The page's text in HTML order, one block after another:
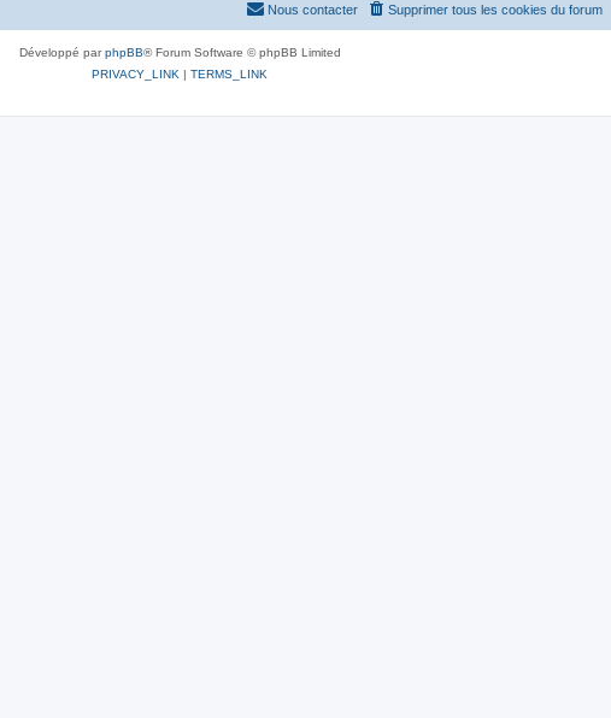
Supprimer tous les cookies du forum
Nous contacter
Développé parphpBB® Forum Software © phpBB Limited
PRIVACY_LINK | TERMS_LINK